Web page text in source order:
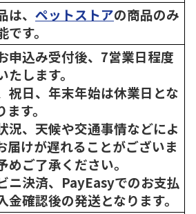
は、 ペットストアの商品のみ
す。
申込み受付後、7営業日程度
たします。
祝日、年末年始は休業日とな
す。
況、天候や交通事情などによ
届けが遅れることがございま
めご了承ください。
ニ決済、PayEasyでのお支払
金確認後の発送となります。